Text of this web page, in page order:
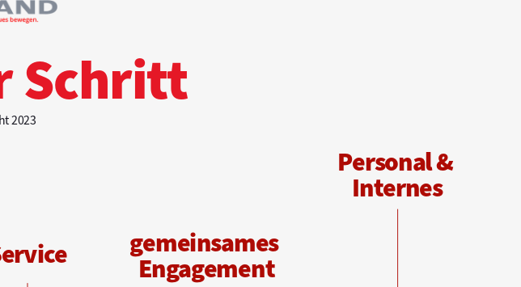
Personal &
Internes
gemeinsames
Engagement
ervice
Schritt
2023